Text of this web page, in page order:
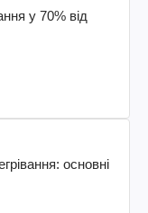
у 70% від
основні